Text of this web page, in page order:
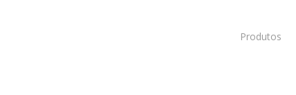
Produtos